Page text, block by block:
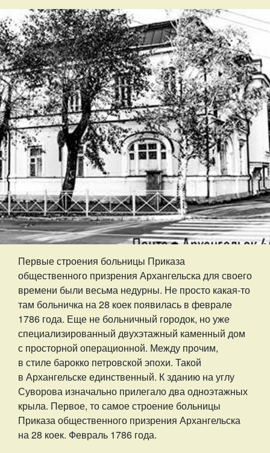
Первые строения больницы Приказа
общественного призрения Архангельска для своего
времени были весьма недурны. Не просто какая-то
там больничка на 28 коек появилась в феврале
1786 года. Еще не больничный городок, но уже
специализированный двухэтажный каменный дом
с просторной операционной. Между прочим,
в стиле барокко петровской эпохи. Такой
в Архангельске единственный. К зданию на углу
Суворова изначально прилегало два одноэтажных
крыла. Первое, то самое строение больницы
Приказа общественного призрения Архангельска
на 28 коек. Февраль 1786 года.